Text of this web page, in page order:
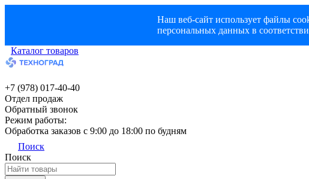
Наш веб-сайт использует файлы
персональных данных в
Каталог товаров
+7 (978) 017-40-40
Отдел продаж
Обратный звонок
Режим работы:
Обработка заказов с 9:00 до 18:00 по будням
Поиск
Поиск